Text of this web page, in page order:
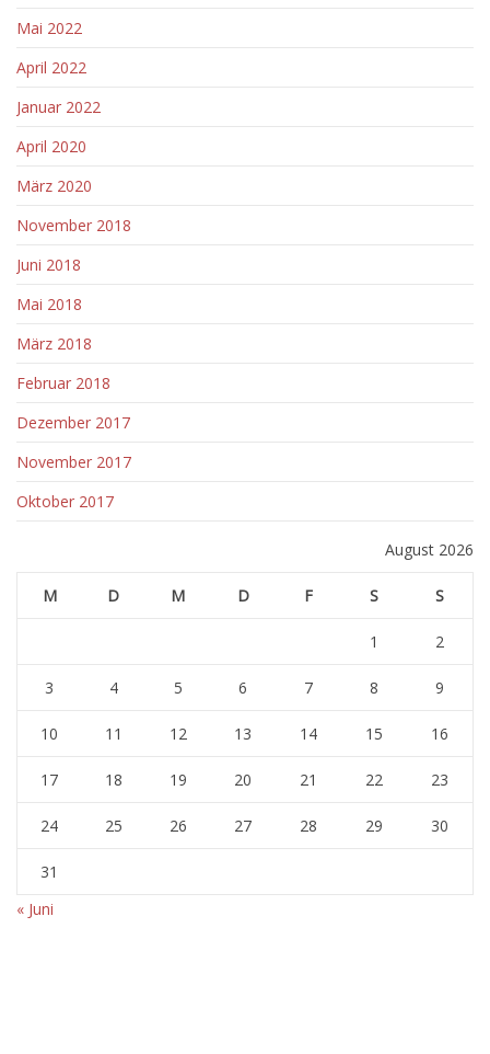
Mai 2022
April 2022
Januar 2022
April 2020
März 2020
November 2018
Juni 2018
Mai 2018
März 2018
Februar 2018
Dezember 2017
November 2017
Oktober 2017
August 2026
M D M D F S S
1 2
3 4 5 6 7 8 9
10 11 12 13 14 15 16
17 18 19 20 21 22 23
24 25 26 27 28 29 30
31
« Juni